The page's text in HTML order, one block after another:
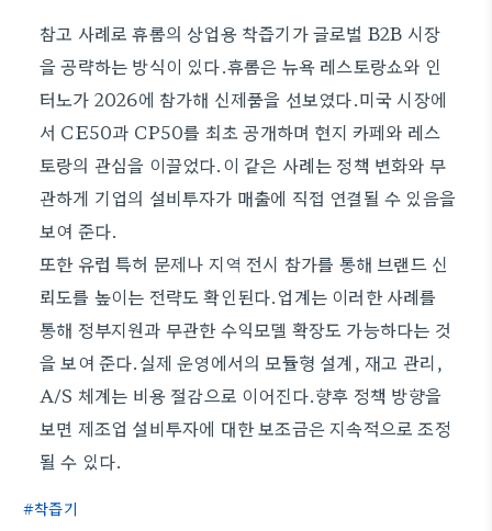
참고 사례로 휴롬의 상업용 착즙기가 글로벌 B2B 시장
을 공략하는 방식이 있다.휴롬은 뉴욕 레스토랑쇼와 인
터노가 2026에 참가해 신제품을 선보였다.미국 시장에
서 CE50과 CP50를 최초 공개하며 현지 카페와 레스
토랑의 관심을 이끌었다.이 같은 사례는 정책 변화와 무
관하게 기업의 설비투자가 매출에 직접 연결될 수 있음을
보여 준다.
또한 유럽 특허 문제나 지역 전시 참가를 통해 브랜드 신
뢰도를 높이는 전략도 확인된다.업계는 이러한 사례를
통해 정부지원과 무관한 수익모델 확장도 가능하다는 것
을 보여 준다.실제 운영에서의 모듈형 설계, 재고 관리,
A/S 체계는 비용 절감으로 이어진다.향후 정책 방향을
보면 제조업 설비투자에 대한 보조금은 지속적으로 조정
될 수 있다.
착즙기